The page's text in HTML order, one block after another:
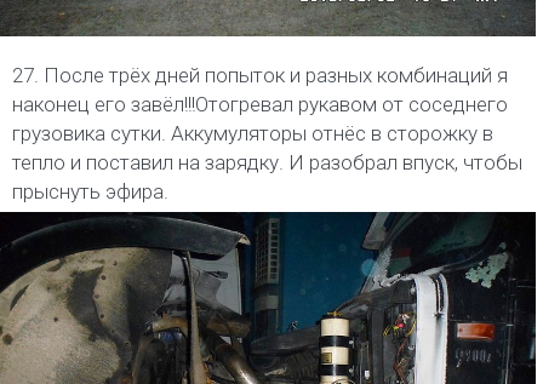
27. После трёх дней попыток и разных комбинаций я
наконец его завёл!!!Отогревал рукавом от соседнего
грузовика сутки. Аккумуляторы отнёс в сторожку в
тепло и поставил на зарядку. И разобрал впуск, чтобы
прыснуть эфира.